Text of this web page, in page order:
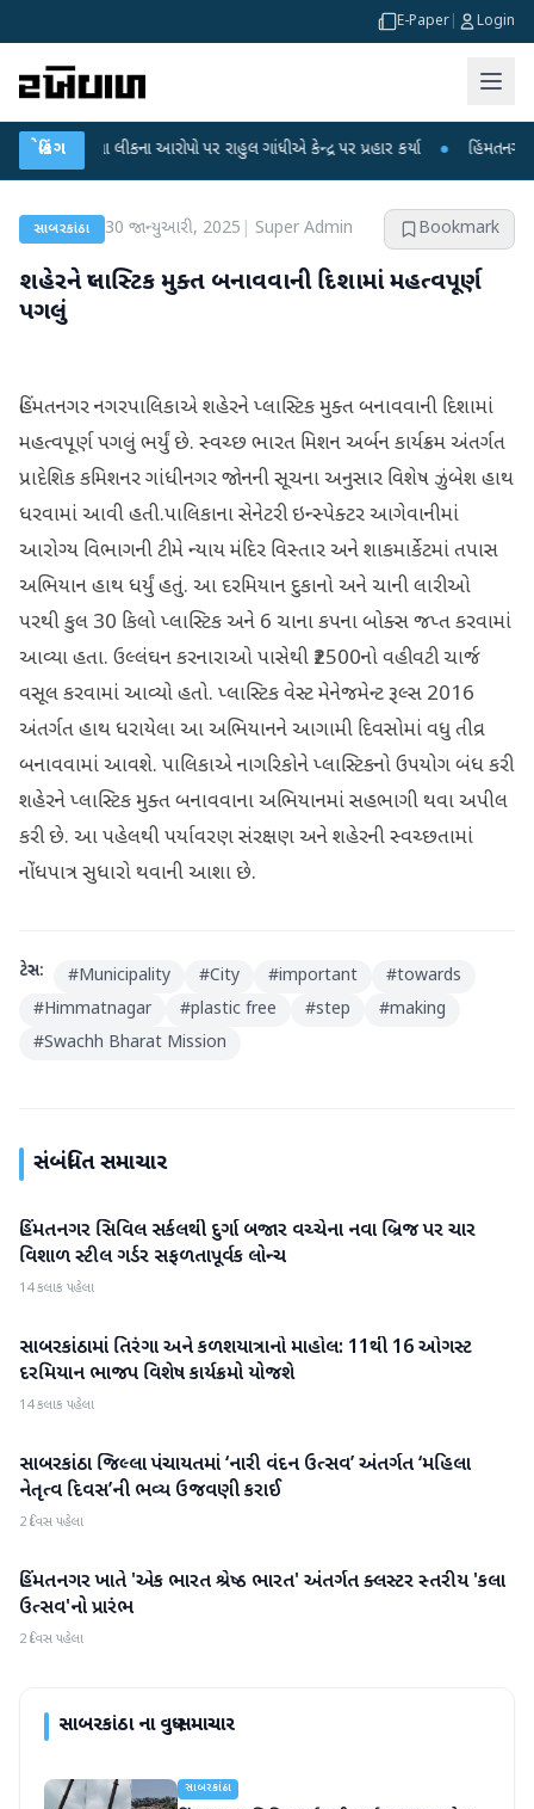
E-Paper Login
બ્રેકિંગલીકના આરોપો પર રાહુલ ગાંધીએ કેન્દ્ર પર પ્રહાર કર્યા ● હિંમતનગરમાં
સાબરકાંઠા 30 જાન્યુઆરી, 2025 Super Admin Bookmark
શહેરને પ્લાસ્ટિક મુક્ત બનાવવાની દિશામાં મહત્વપૂર્ણ
પગલું
હિંમતનગર નગરપાલિકાએ શહેરને પ્લાસ્ટિક મુક્ત બનાવવાની દિશામાં
મહત્વપૂર્ણ પગલું ભર્યું છે. સ્વચ્છ ભારત મિશન અર્બન કાર્યક્રમ અંતર્ગત
પ્રાદેશિક કમિશનર ગાંધીનગર જોનની સૂચના અનુસાર વિશેષ ઝુંબેશ હાથ
ધરવામાં આવી હતી.પાલિકાના સેનેટરી ઇન્સ્પેક્ટર આગેવાનીમાં
આરોગ્ય વિભાગની ટીમે ન્યાય મંદિર વિસ્તાર અને શાકમાર્કેટમાં તપાસ
અભિયાન હાથ ધર્યું હતું. આ દરમિયાન દુકાનો અને ચાની લારીઓ
પરથી કુલ 30 કિલો પ્લાસ્ટિક અને 6 ચાના કપના બોક્સ જપ્ત કરવામાં
આવ્યા હતા. ઉલ્લંઘન કરનારાઓ પાસેથી ₹2500નો વહીવટી ચાર્જ
વસૂલ કરવામાં આવ્યો હતો. પ્લાસ્ટિક વેસ્ટ મેનેજમેન્ટ રૂલ્સ 2016
અંતર્ગત હાથ ધરાયેલા આ અભિયાનને આગામી દિવસોમાં વધુ તીવ્ર
બનાવવામાં આવશે. પાલિકાએ નાગરિકોને પ્લાસ્ટિકનો ઉપયોગ બંધ કરી
શહેરને પ્લાસ્ટિક મુક્ત બનાવવાના અભિયાનમાં સહભાગી થવા અપીલ
કરી છે. આ પહેલથી પર્યાવરણ સંરક્ષણ અને શહેરની સ્વચ્છતામાં
નોંધપાત્ર સુધારો થવાની આશા છે.
ટેગ્સ: #Municipality #City #important #towards
#Himmatnagar #plastic free #step #making
#Swachh Bharat Mission
સંબંધિત સમાચાર
સાબરકાંઠા
હિંમતનગર સિવિલ સર્કલથી દુર્ગા બજાર વચ્ચેના નવા બ્રિજ પર ચાર
વિશાળ સ્ટીલ ગર્ડર સફળતાપૂર્વક લોન્ચ
14 કલાક પહેલા
સાબરકાંઠા
સાબરકાંઠામાં તિરંગા અને કળશયાત્રાનો માહોલ: 11થી 16 ઓગસ્ટ
દરમિયાન ભાજપ વિશેષ કાર્યક્રમો યોજશે
14 કલાક પહેલા
સાબરકાંઠા
સાબરકાંઠા જિલ્લા પંચાયતમાં ‘નારી વંદન ઉત્સવ’ અંતર્ગત ‘મહિલા
નેતૃત્વ દિવસ’ની ભવ્ય ઉજવણી કરાઈ
2 દિવસ પહેલા
સાબરકાંઠા
હિંમતનગર ખાતે 'એક ભારત શ્રેષ્ઠ ભારત' અંતર્ગત ક્લસ્ટર સ્તરીય 'કલા
ઉત્સવ'નો પ્રારંભ
2 દિવસ પહેલા
સાબરકાંઠાના વધુ સમાચાર
સાબરકાંઠા